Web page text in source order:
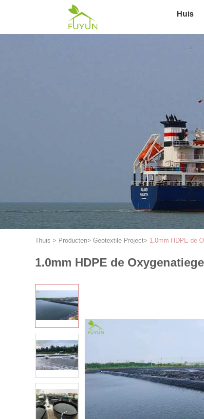
Huis
Thuis > Producten> Geotextile Project> 1.0mm HDPE de
1.0mm HDPE de